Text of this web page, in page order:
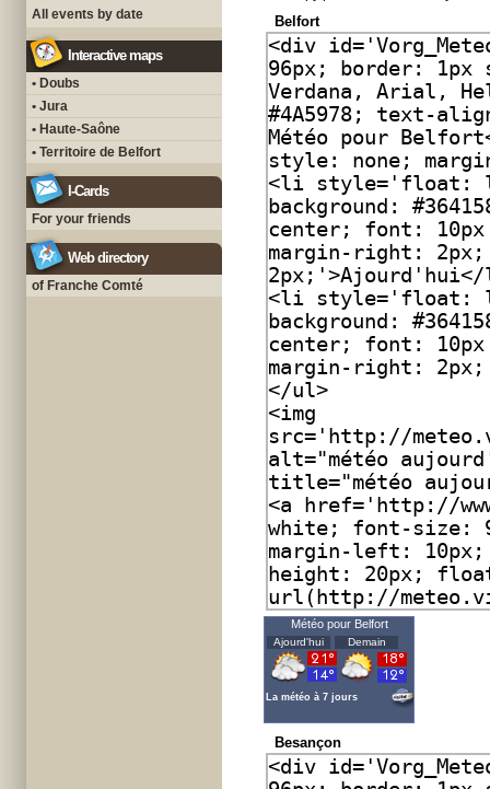
All events by date
Interactive maps
• Doubs
• Jura
• Haute-Saône
• Territoire de Belfort
I-Cards
For your friends
Web directory
of Franche Comté
Belfort
Météo pour Belfort
Ajourd'hui Demain
La météo à 7 jours
Besançon